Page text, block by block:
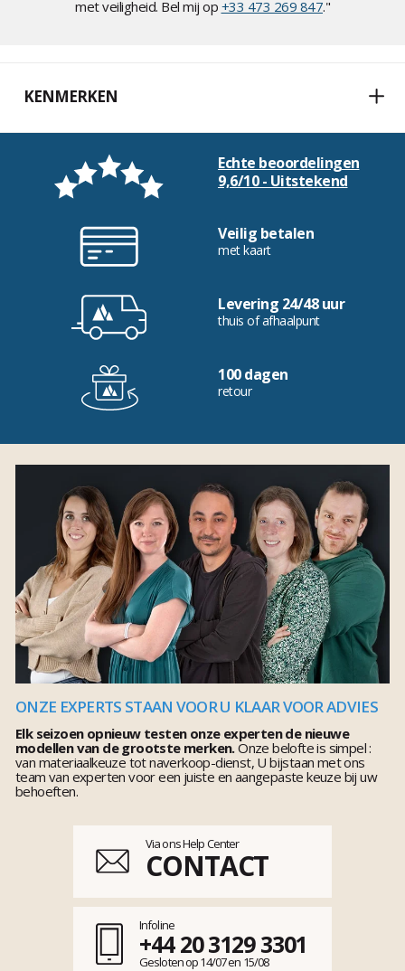
met veiligheid. Bel mij op +33 473 269 847."
KENMERKEN
Echte beoordelingen
9,6/10 - Uitstekend
Veilig betalen
met kaart
Levering 24/48 uur
thuis of afhaalpunt
100 dagen
retour
ONZE EXPERTS STAAN VOOR U KLAAR VOOR ADVIES
Elk seizoen opnieuw testen onze experten de nieuwe
modellen van de grootste merken.Onze belofte is simpel :
van materiaalkeuze tot naverkoop-dienst, U bijstaan met ons
team van experten voor een juiste en aangepaste keuze bij uw
behoeften.
Via ons Help Center
CONTACT
Infoline
+44 20 3129 3301
Gesloten op 14/07 en 15/08